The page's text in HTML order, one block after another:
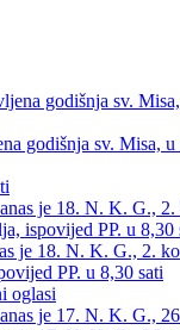
godišnja sv. Misa, u
je 18. N. K. G., 2.
PP. u 8,30 sati
oglasi